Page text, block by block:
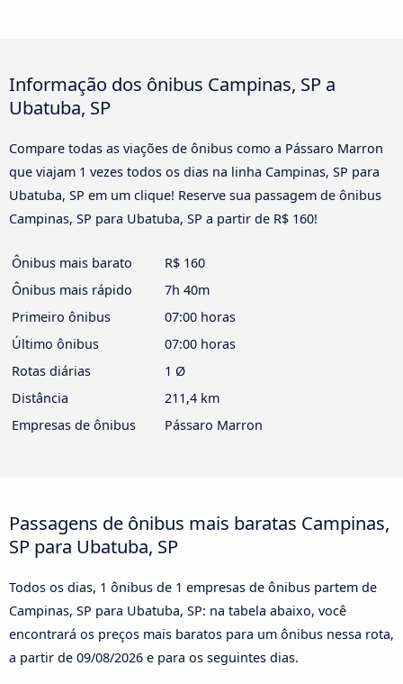
Informação dos ônibus Campinas, SP a
Ubatuba, SP
Compare todas as viações de ônibus como a Pássaro Marron
que viajam 1 vezes todos os dias na linha Campinas, SP para
Ubatuba, SP em um clique! Reserve sua passagem de ônibus
Campinas, SP para Ubatuba, SP a partir de R$ 160!
Ônibus mais barato
R$ 160
Ônibus mais rápido
7h 40m
Primeiro ônibus
07:00 horas
Último ônibus
07:00 horas
Rotas diárias
1 Ø
Distância
211,4 km
Empresas de ônibus
Pássaro Marron
Passagens de ônibus mais baratas Campinas,
SP para Ubatuba, SP
Todos os dias, 1 ônibus de 1 empresas de ônibus partem de
Campinas, SP para Ubatuba, SP: na tabela abaixo, você
encontrará os preços mais baratos para um ônibus nessa rota,
a partir de 09/08/2026 e para os seguintes dias.